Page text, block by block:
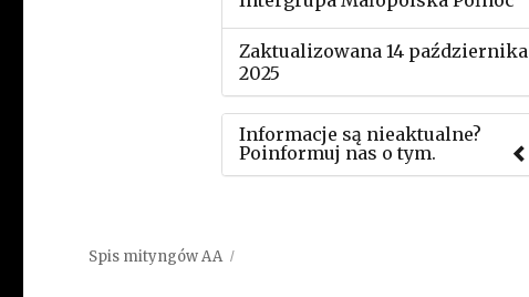
Zaktualizowana 14 października
2025
Informacje są nieaktualne?
Poinformuj nas o tym.
Spis mityngów AA